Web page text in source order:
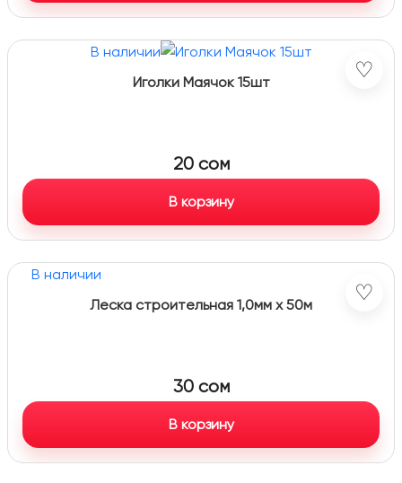
В наличии
♡
Иголки Маячок 15шт
20 сом
В корзину
В наличии
♡
Леска строительная 1,0мм х 50м
30 сом
В корзину